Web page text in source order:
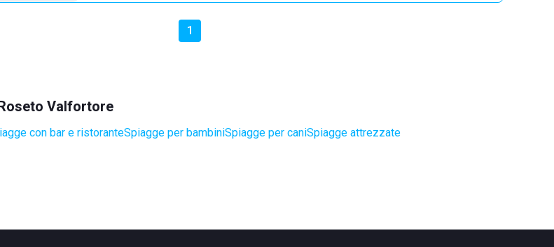
1
Valfortore
con bar e ristoranteSpiagge per bambiniSpiagge per caniSpiagge attrezzate